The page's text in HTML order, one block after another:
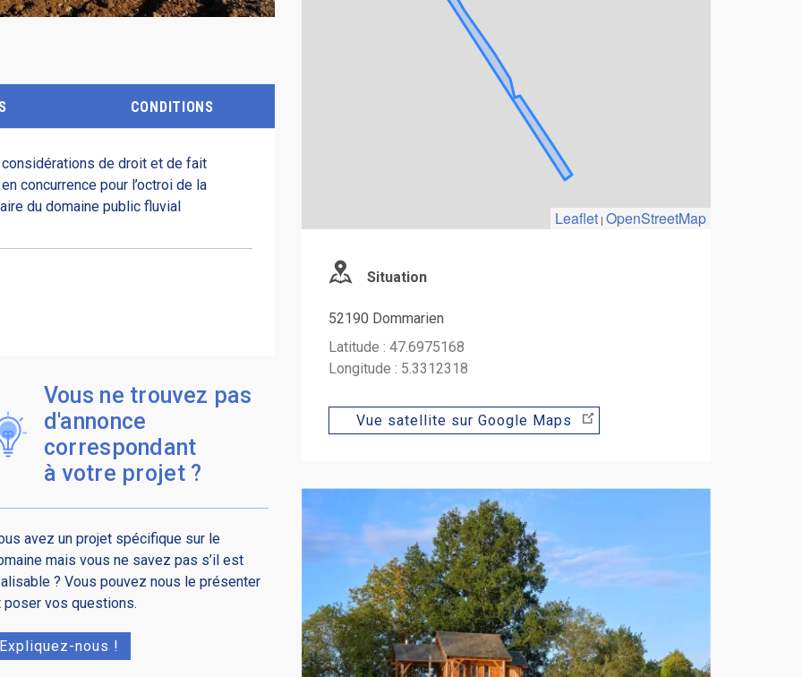
CONDITIONS
de droit et de fait
concurrence pour l’octroi de la
du domaine public fluvial
Vous ne trouvez pas
d'annonce
correspondant
à votre projet ?
avez un projet spécifique sur le
mais vous ne savez pas s’il est
? Vous pouvez nous le présenter
poser vos questions.
Expliquez-nous !
Leaflet | OpenStreetMap
Situation
52190 Dommarien
Latitude : 47.6975168
Longitude : 5.3312318
Vue satellite sur Google Maps